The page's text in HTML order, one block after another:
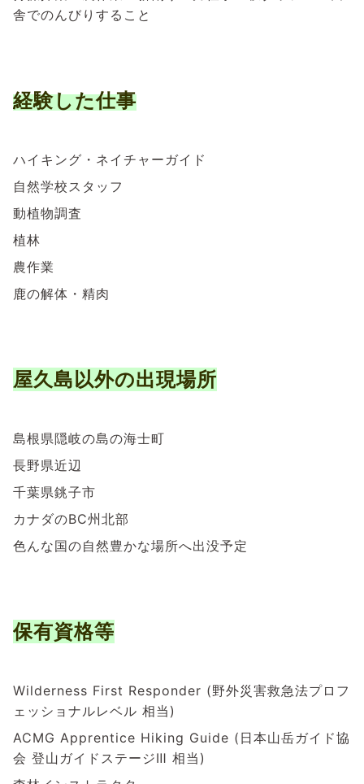
舎でのんびりすること
経験した仕事
ハイキング・ネイチャーガイド
自然学校スタッフ
動植物調査
植林
農作業
鹿の解体・精肉
屋久島以外の出現場所
島根県隠岐の島の海士町
長野県近辺
千葉県銚子市
カナダのBC州北部
色んな国の自然豊かな場所へ出没予定
保有資格等
Wilderness First Responder (野外災害救急法プロフ
ェッショナルレベル 相当)
ACMG Apprentice Hiking Guide (日本山岳ガイド協
会 登山ガイドステージⅢ 相当)